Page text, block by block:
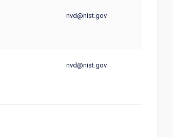
nvd@nist.gov
nvd@nist.gov